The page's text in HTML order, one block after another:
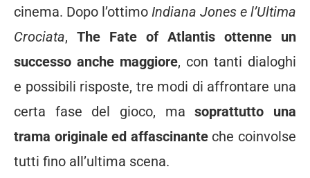
cinema. Dopo l’ottimo Indiana Jones e l’Ultima
Crociata, The Fate of Atlantis ottenne un
successo anche maggiore, con tanti dialoghi
e possibili risposte, tre modi di affrontare una
certa fase del gioco, masoprattutto una
trama originale ed affascinanteche coinvolse
tutti fino all’ultima scena.